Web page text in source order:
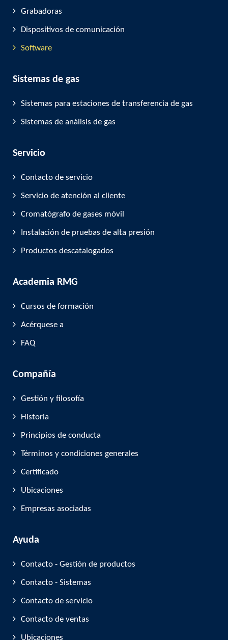
Grabadoras
Dispositivos de comunicación
Software
Sistemas de gas
Sistemas para estaciones de transferencia de gas
Sistemas de análisis de gas
Servicio
Contacto de servicio
Servicio de atención al cliente
Cromatógrafo de gases móvil
Instalación de pruebas de alta presión
Productos descatalogados
Academia RMG
Cursos de formación
Acérquese a
FAQ
Compañía
Gestión y filosofía
Historia
Principios de conducta
Términos y condiciones generales
Certificado
Ubicaciones
Empresas asociadas
Ayuda
Contacto - Gestión de productos
Contacto - Sistemas
Contacto de servicio
Contacto de ventas
Ubicaciones